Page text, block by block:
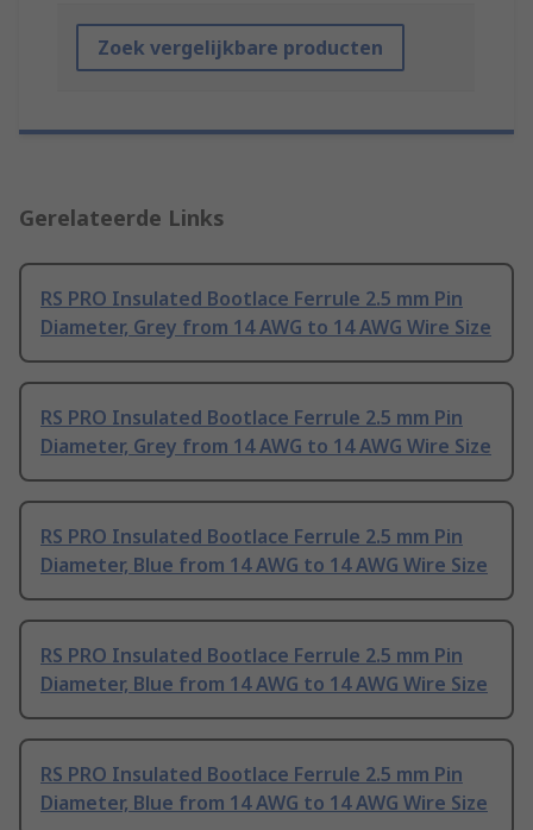
Zoek vergelijkbare producten
Gerelateerde Links
RS PRO Insulated Bootlace Ferrule 2.5 mm Pin
Diameter, Grey from 14 AWG to 14 AWG Wire Size
RS PRO Insulated Bootlace Ferrule 2.5 mm Pin
Diameter, Grey from 14 AWG to 14 AWG Wire Size
RS PRO Insulated Bootlace Ferrule 2.5 mm Pin
Diameter, Blue from 14 AWG to 14 AWG Wire Size
RS PRO Insulated Bootlace Ferrule 2.5 mm Pin
Diameter, Blue from 14 AWG to 14 AWG Wire Size
RS PRO Insulated Bootlace Ferrule 2.5 mm Pin
Diameter, Blue from 14 AWG to 14 AWG Wire Size